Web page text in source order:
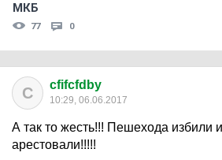
МКБ
77 0
C cfifcfdby
10:29, 06.06.2017
А так то жесть!!! Пешехода избили
арестовали!!!!!